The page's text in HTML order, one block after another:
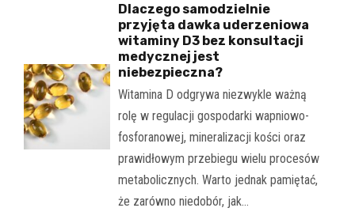
Dlaczego samodzielnie
przyjęta dawka uderzeniowa
witaminy D3 bez konsultacji
medycznej jest
niebezpieczna?
Witamina D odgrywa niezwykle ważną
rolę w regulacji gospodarki wapniowo-
fosforanowej, mineralizacji kości oraz
prawidłowym przebiegu wielu procesów
metabolicznych. Warto jednak pamiętać,
że zarówno niedobór, jak…